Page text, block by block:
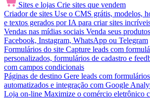
Sites e lojas Crie sites que vendem
Criador de sites Use o CMS grátis, modelos,
e textos gerados por IA para criar sites
Vendas nas mídias sociais Venda seus
Facebook, Instagram, WhatsApp ou Telegram
Formulários do site Capture leads com
personalizados, formulários de cadastro e
com campos condicionais
Páginas de destino Gere leads com
automatizados e integração com Google
Loja on-line Maximize o comércio eletrônico